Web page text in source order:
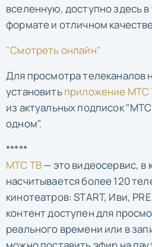
вселенную, доступно здесь
формате и отличном
"Смотреть онлайн"
Для просмотра телеканалов
установитьприложение МТС
из актуальных подписок
одном".
*****
МТС ТВ— это видеосервис, в
насчитывается более 120
кинотеатров: START, Иви,
контент доступен для
реального времени или в